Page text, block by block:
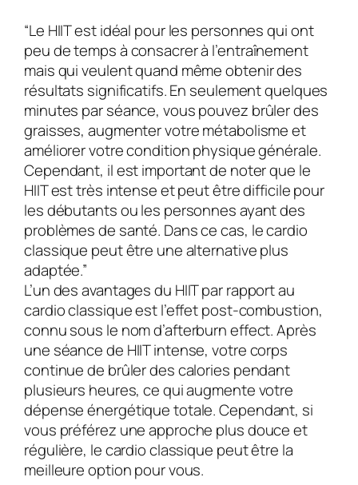
“Le HIIT est idéal pour les personnes qui ont
peu de temps à consacrer à l’entraînement
mais qui veulent quand même obtenir des
résultats significatifs. En seulement quelques
minutes par séance, vous pouvez brûler des
graisses, augmenter votre métabolisme et
améliorer votre condition physique générale.
Cependant, il est important de noter que le
HIIT est très intense et peut être difficile pour
les débutants ou les personnes ayant des
problèmes de santé. Dans ce cas, le cardio
classique peut être une alternative plus
adaptée.”
L’un des avantages du HIIT par rapport au
cardio classique est l’effet post-combustion,
connu sous le nom d’afterburn effect. Après
une séance de HIIT intense, votre corps
continue de brûler des calories pendant
plusieurs heures, ce qui augmente votre
dépense énergétique totale. Cependant, si
vous préférez une approche plus douce et
régulière, le cardio classique peut être la
meilleure option pour vous.